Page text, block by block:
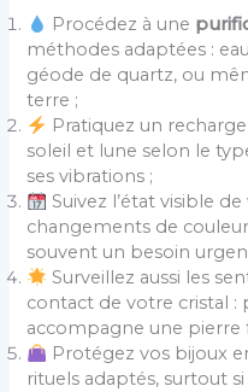
Procédez à une
méthodes adaptées :
géode de quartz, ou
terre ;
Pratiquez un
soleil et lune selon le
ses vibrations ;
Suivez l’état visible
changements de
souvent un besoin
Surveillez aussi les
contact de votre cristal :
accompagne une pierre
Protégez vos bijoux
rituels adaptés, surtout